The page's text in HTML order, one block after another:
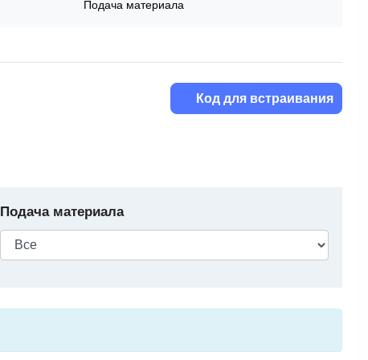
Подача материала
Код для встраивания
Подача материала